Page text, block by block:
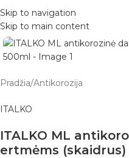
Skip to navigation
Skip to main content
Pradžia/Antikorozija
ITALKO
ITALKO ML
ertmėms (skaidrus)